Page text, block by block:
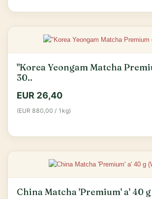
"Korea Yeongam Matcha
30..
EUR 26,40
(EUR 880,00 / 1kg)
China Matcha 'Premium' a' 40 g